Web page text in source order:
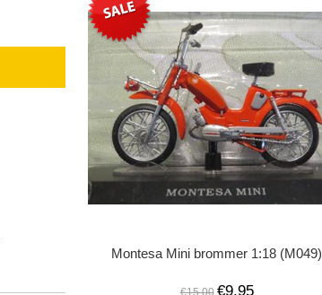
Montesa Mini brommer 1:18 (M049)
€15,00 €9,95